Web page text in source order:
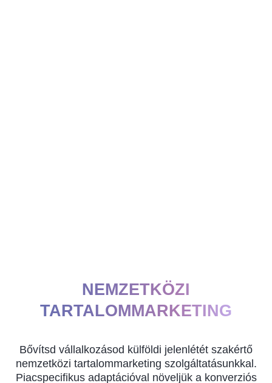
NEMZETKÖZI
TARTALOMMARKETING
Bővítsd vállalkozásod külföldi jelenlétét szakértő
nemzetközi tartalommarketing szolgáltatásunkkal.
Piacspecifikus adaptációval növeljük a konverziós